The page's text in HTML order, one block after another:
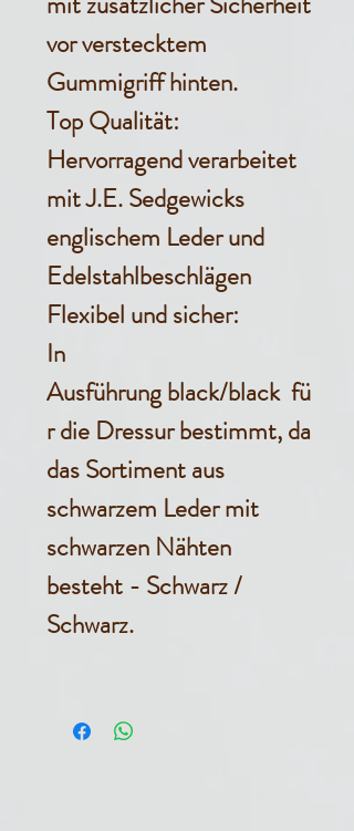
vor verstecktem
Gummigriff hinten.
Top Qualität:
Hervorragend verarbeitet
mit J.E. Sedgewicks
englischem Leder und
Edelstahlbeschlägen
Flexibel und sicher:
In
Ausführung black/black fü
r die Dressur bestimmt, da
das Sortiment aus
schwarzem Leder mit
schwarzen Nähten
besteht - Schwarz /
Schwarz.